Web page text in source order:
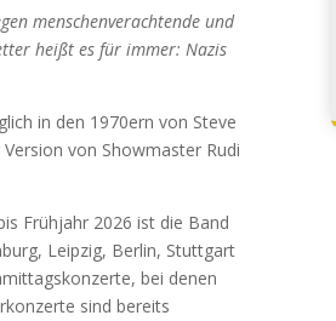
menschenverachtende und
heißt es für immer: Nazis
in den 1970ern von Steve
von Showmaster Rudi
Frühjahr 2026 ist die Band
Leipzig, Berlin, Stuttgart
bei denen
sind bereits